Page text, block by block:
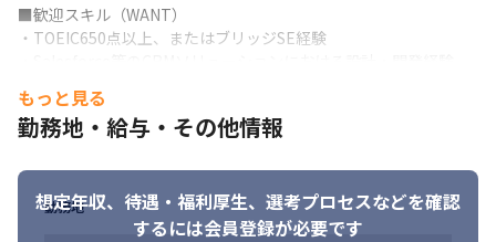
■歓迎スキル（WANT）
・TOEIC650点以上、またはブリッジSE経験
・Java等、必須要件に記載の言語での開発経験
・Angular、React、Vueのフレームワーク経験
・Salesforceの業務領域（営業支援やカスタマーサポート、フィ
ールドサービス等）におけるコンサルティングまたはシステム導
もっと見る
勤務地・給与・その他情報
想定年収、待遇・福利厚生、 選考プロセスなどを確認
するには会員登録が必要です
勤務地